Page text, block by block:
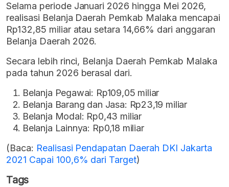
Selama periode Januari 2026 hingga Mei 2026,
realisasi Belanja Daerah Pemkab Malaka mencapai
Rp132,85 miliar atau setara 14,66% dari anggaran
Belanja Daerah 2026.
Secara lebih rinci, Belanja Daerah Pemkab Malaka
pada tahun 2026 berasal dari.
Belanja Pegawai: Rp109,05 miliar
Belanja Barang dan Jasa: Rp23,19 miliar
Belanja Modal: Rp0,43 miliar
Belanja Lainnya: Rp0,18 miliar
(Baca: Realisasi Pendapatan Daerah DKI Jakarta
2021 Capai 100,6% dari Target)
Tags